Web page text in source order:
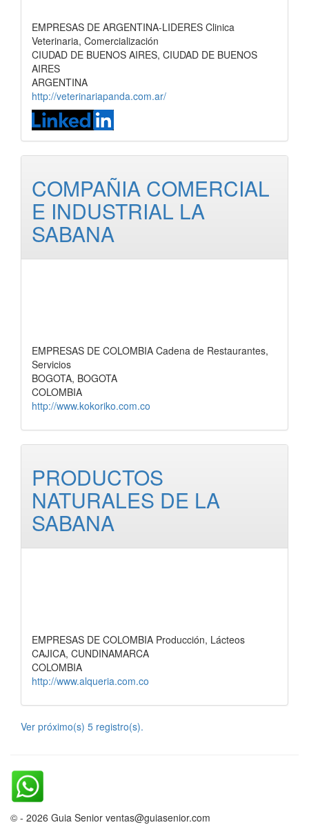
EMPRESAS DE ARGENTINA-LIDERES Clinica
Veterinaria, Comercialización
CIUDAD DE BUENOS AIRES, CIUDAD DE BUENOS
AIRES
ARGENTINA
http://veterinariapanda.com.ar/
COMPAÑIA COMERCIAL
E INDUSTRIAL LA
SABANA
EMPRESAS DE COLOMBIA Cadena de Restaurantes,
Servicios
BOGOTA, BOGOTA
COLOMBIA
http://www.kokoriko.com.co
PRODUCTOS
NATURALES DE LA
SABANA
EMPRESAS DE COLOMBIA Producción, Lácteos
CAJICA, CUNDINAMARCA
COLOMBIA
http://www.alqueria.com.co
Ver próximo(s) 5 registro(s).
© - 2026 Guia Senior ventas@guiasenior.com